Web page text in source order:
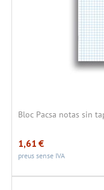
Bloc Pacsa notas sin
1,61 €
preus sense IVA